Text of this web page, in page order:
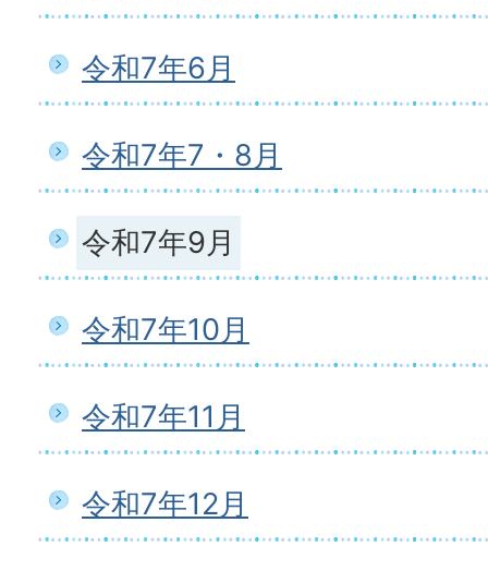
令和7年6月
令和7年7・8月
令和7年9月
令和7年10月
令和7年11月
令和7年12月